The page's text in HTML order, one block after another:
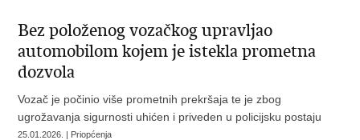
Bez položenog vozačkog upravljao
automobilom kojem je istekla prometna
dozvola
Vozač je počinio više prometnih prekršaja te je zbog
ugrožavanja sigurnosti uhićen i priveden u policijsku postaju
25.01.2026. | Priopćenja